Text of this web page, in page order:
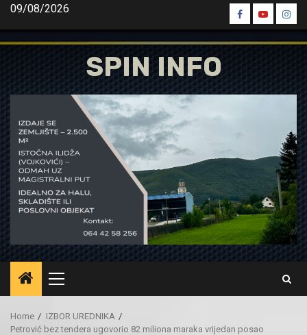
Skip
content
09/08/2026
Spin
Facebook
Spin
Youtube
Spin
SPIN INFO
Primary
Menu
Home
IZBOR UREDNIKA
Petrović bez tendera ugovorio 82 miliona maraka vrijedan posao